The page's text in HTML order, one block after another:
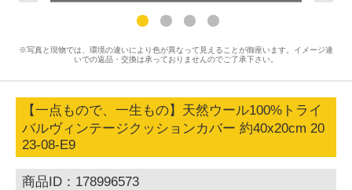
※写真と現物では、環境の違いにより色が異なって見えることが御座います。イメージ違
いでの返品・交換は承っておりませんのでご了承下さい。
【一点もので、一生もの】天然ウール100%トライ
バルヴィンテージクッションカバー 約40x20cm 20
23-08-E9
商品ID：178996573